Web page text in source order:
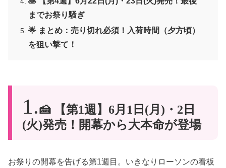
までお祭り騒ぎ
🌟 まとめ：売り切れ必須！入荷時間（夕方頃）
を狙い撃て！
🍰 【第1週】6月1日(月)・2日
(火)発売！開幕から大本命が登場
お祭りの開幕を告げる第1週目。いきなりローソンの看板